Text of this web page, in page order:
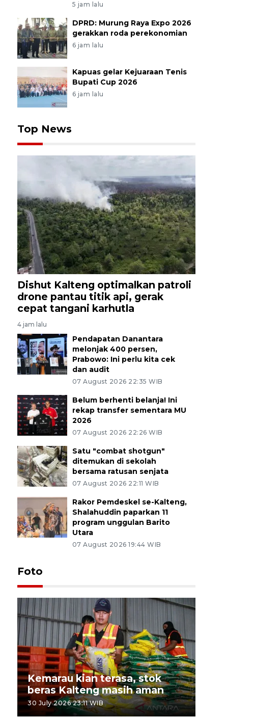
5 jam lalu
DPRD: Murung Raya Expo 2026
gerakkan roda perekonomian
6 jam lalu
Kapuas gelar Kejuaraan Tenis
Bupati Cup 2026
6 jam lalu
Top News
Dishut Kalteng optimalkan patroli
drone pantau titik api, gerak
cepat tangani karhutla
4 jam lalu
Pendapatan Danantara
melonjak 400 persen,
Prabowo: Ini perlu kita cek
dan audit
07 August 2026 22:35 WIB
Belum berhenti belanja! Ini
rekap transfer sementara MU
2026
07 August 2026 22:26 WIB
Satu "combat shotgun"
ditemukan di sekolah
bersama ratusan senjata
07 August 2026 22:11 WIB
Rakor Pemdeskel se-Kalteng,
Shalahuddin paparkan 11
program unggulan Barito
Utara
07 August 2026 19:44 WIB
Foto
Kemarau kian terasa, stok
beras Kalteng masih aman
30 July 2026 23:11 WIB